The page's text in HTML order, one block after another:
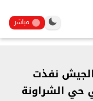
مباشر
نفذت
الشراونة